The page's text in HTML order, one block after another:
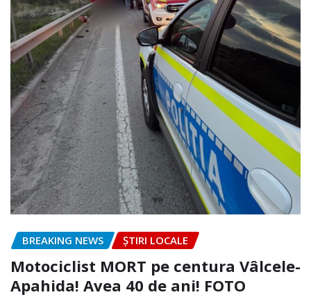
BREAKING NEWS ȘTIRI LOCALE
Motociclist MORT pe centura Vâlcele-
Apahida! Avea 40 de ani! FOTO